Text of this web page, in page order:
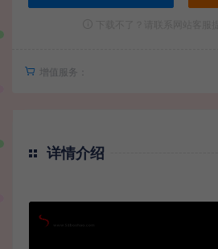
增值服务：
详情介绍